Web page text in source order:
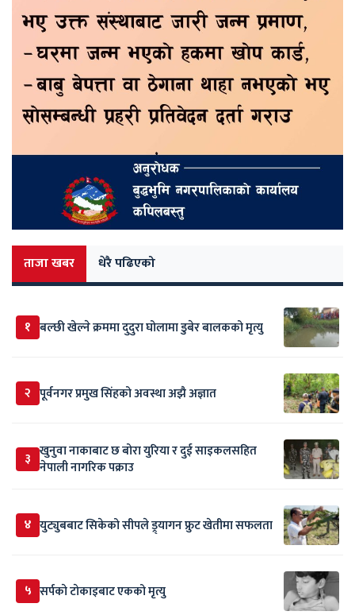
ताजा खबर धेरै पढिएको
१ बल्छी खेल्ने क्रममा दुदुरा घोलामा डुबेर बालकको मृत्यु
२ पूर्वनगर प्रमुख सिंहको अवस्था अझै अज्ञात
३ खुनुवा नाकाबाट छ बोरा युरिया र दुई साइकलसहित
नेपाली नागरिक पक्राउ
४ युट्युबबाट सिकेको सीपले ड्र्यागन फ्रुट खेतीमा सफलता
५ सर्पकाे टाेकाइबाट एकको मृत्यु